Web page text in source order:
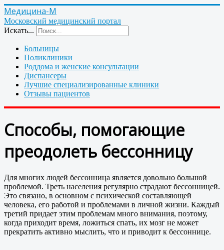
Медицина-М
Московский медицинский портал
Искать...
Больницы
Поликлиники
Роддома и женские консультации
Диспансеры
Лучшие специализированные клиники
Отзывы пациентов
Способы, помогающие
преодолеть бессонницу
Для многих людей бессонница является довольно большой
проблемой. Треть населения регулярно страдают бессонницей.
Это связано, в основном с психической составляющей
человека, его работой и проблемами в личной жизни. Каждый
третий придает этим проблемам много внимания, поэтому,
когда приходит время, ложиться спать, их мозг не может
прекратить активно мыслить, что и приводит к бессоннице.